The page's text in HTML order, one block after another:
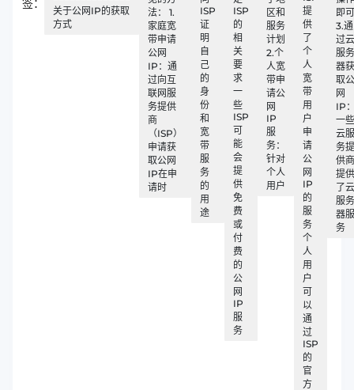
签：
关于公网IP的获取
方式
法： 1.
家庭宽
带申请
公网
IP：通
过向互
联网服
务提供
商
（ISP）
申请获
取公网
IP在申
请时
ISP
证
明
自
己
的
身
份
和
宽
带
服
务
的
用
途
ISP
的
相
关
要
求
一
些
ISP
可
能
会
提
供
免
费
或
付
费
的
公
网
IP
服
务
区和
服务
计划
2.个
人宽
带申
请公
网
IP
服
务：
针对
个人
用户
提
供
了
个
人
宽
带
用
户
申
请
公
网
IP
的
服
务
个
人
用
户
可
以
通
过
ISP
的
官
方
即可
3.通
过云
服务
器获
取公
网
IP
一些
云服
务提
供商
提供
了云
服务
器服
务